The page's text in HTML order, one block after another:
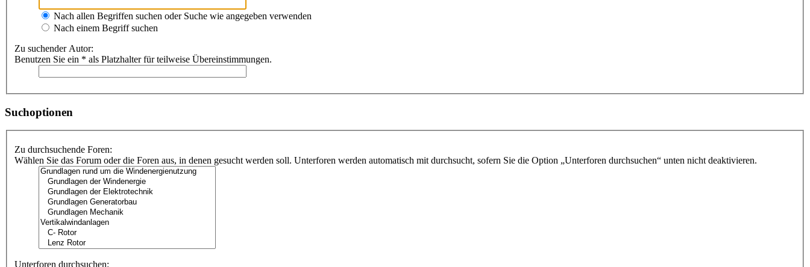
Nach allen Begriffen suchen oder Suche wie angegeben verwenden
Nach einem Begriff suchen
Zu suchender Autor:
Benutzen Sie ein * als Platzhalter für teilweise Übereinstimmungen.
Suchoptionen
Zu durchsuchende Foren:
Wählen Sie das Forum oder die Foren aus, in denen gesucht werden soll. Unterforen werden automatisch mit durchsucht, sofern Sie die Option „Unterforen durchsuchen“ unten nicht deaktivieren.
Unterforen durchsuchen: